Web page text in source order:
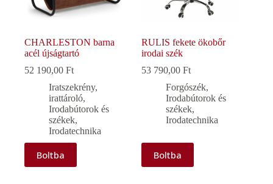
CHARLESTON barna
acél újságtartó
52 190,00 Ft
Iratszekrény,
irattároló,
Irodabútorok és
székek,
Irodatechnika
Boltba
RULIS fekete ökobőr
irodai szék
53 790,00Ft
Forgószék,
Irodabútorok és
székek,
Irodatechnika
Boltba